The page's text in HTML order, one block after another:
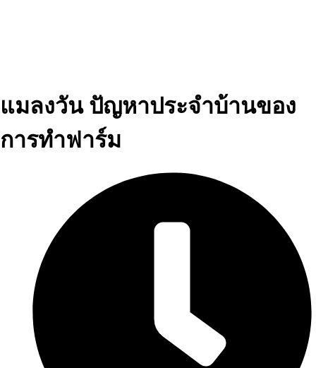
แมลงวัน ปัญหาประจำบ้านของ
การทำฟาร์ม